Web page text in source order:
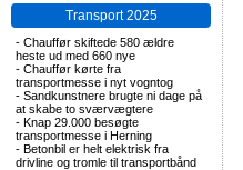
Transport 2025
- Chauffør skiftede 580 ældre
heste ud med 660 nye
- Chauffør kørte fra
transportmesse i nyt vogntog
- Sandkunstnere brugte ni dage på
at skabe to sværvægtere
- Knap 29.000 besøgte
transportmesse i Herning
- Betonbil er helt elektrisk fra
drivline og tromle til transportbånd